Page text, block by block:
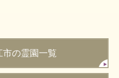
市の霊園一覧